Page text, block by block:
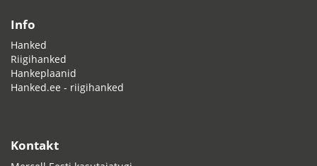
Info
Hanked
Riigihanked
Hankeplaanid
Hanked.ee - riigihanked
Kontakt